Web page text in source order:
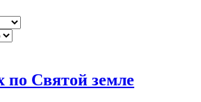
по Святой земле